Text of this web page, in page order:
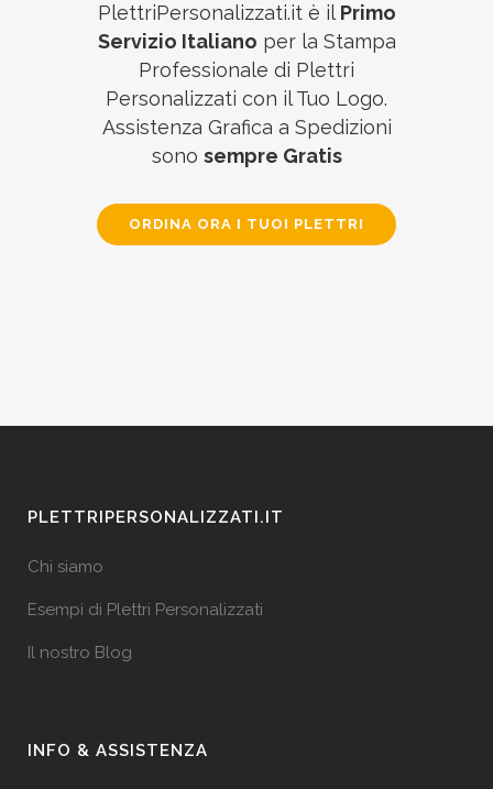
PlettriPersonalizzati.it è il Primo
Servizio Italiano per la Stampa
Professionale di Plettri
Personalizzati con il Tuo Logo.
Assistenza Grafica a Spedizioni
sono sempre Gratis
ORDINA ORA I TUOI PLETTRI
PLETTRIPERSONALIZZATI.IT
Chi siamo
Esempi di Plettri Personalizzati
Il nostro Blog
INFO & ASSISTENZA